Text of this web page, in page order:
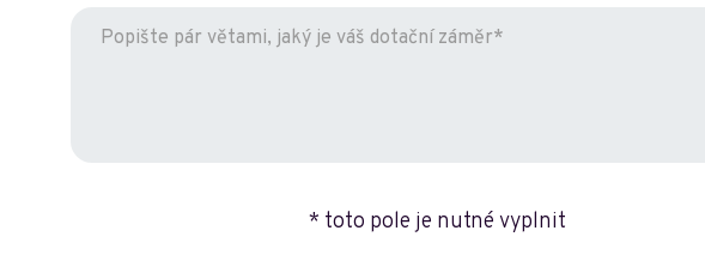
* toto pole je nutné vyplnit